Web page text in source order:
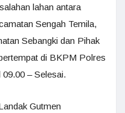
lahan antara
Sengah Temila,
Sebangki dan Pihak
di BKPM Polres
– Selesai.
Gutmen